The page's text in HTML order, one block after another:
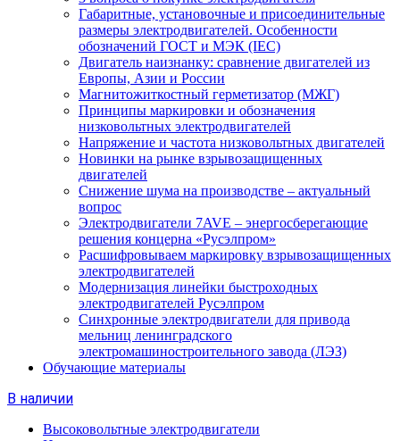
Габаритные, установочные и присоединительные
размеры электродвигателей. Особенности
обозначений ГОСТ и МЭК (IEC)
Двигатель наизнанку: сравнение двигателей из
Европы, Азии и России
Магнитожиткостный герметизатор (МЖГ)
Принципы маркировки и обозначения
низковольтных электродвигателей
Напряжение и частота низковольтных двигателей
Новинки на рынке взрывозащищенных
двигателей
Снижение шума на производстве – актуальный
вопрос
Электродвигатели 7AVE – энергосберегающие
решения концерна «Русэлпром»
Расшифровываем маркировку взрывозащищенных
электродвигателей
Модернизация линейки быстроходных
электродвигателей Русэлпром
Синхронные электродвигатели для привода
мельниц ленинградского
электромашиностроительного завода (ЛЭЗ)
Обучающие материалы
В наличии
Высоковольтные электродвигатели